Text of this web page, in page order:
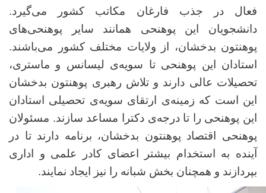
فعال در جذب فارغان مکاتب کشور می‌گیرد.
دانشجویان این پوهنحی همانند سایر پوهنحی‌های
پوهنتون بدخشان، از ولایات مختلف کشور می‌باشند.
استادان این پوهنحی تا سویه‌ی لیسانس و ماستری،
تحصیلات عالی دارند و تلاش رهبری پوهنتون بدخشان
این است که زمینه‌ی ارتقای سویه‌ی تحصیلی استادان
این پوهنحی را تا درجه‌ی دکترا مساعد سازند. مسئولان
پوهنحی اقتصاد پوهنتون بدخشان، برنامه دارند تا در
آینده به استخدام بیشتر اعضای کادر علمی و اداری
بپردازند و همچنان بخش شبانه را نیز ایجاد نمایند.